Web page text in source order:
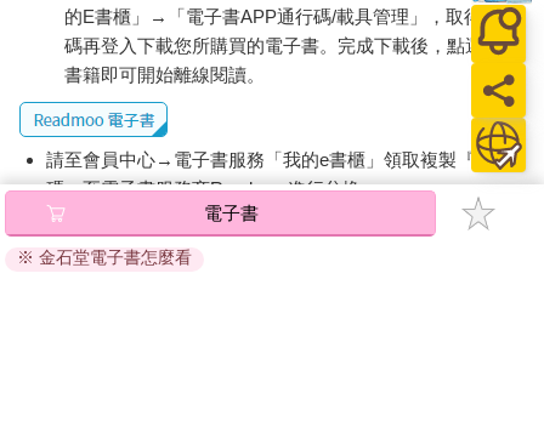
的E書櫃」→「電子書APP通行碼/載具管理」，取得通行
碼再登入下載您所購買的電子書。完成下載後，點選任一
書籍即可開始離線閱讀。
請至會員中心→電子書服務「我的e書櫃」領取複製『兌換
碼』至電子書服務商Readmoo進行兌換。
退換貨須知：
因版權保護，您在金石堂所購買的電子書僅能以金石堂專屬
電子書
※ 金石堂電子書怎麼看